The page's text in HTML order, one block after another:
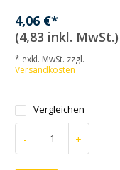
4,06 €*
(4,83 inkl. MwSt.)
* exkl. MwSt. zzgl.
Versandkosten
Vergleichen
- +